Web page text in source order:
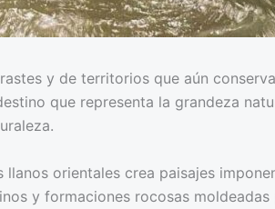
y de territorios que aún
que representa la grandeza
orientales crea paisajes
y formaciones rocosas